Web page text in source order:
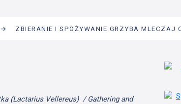
→ ZBIERANIE I SPOŻYWANIE GRZYBA MLECZAJ
(Lactarius Vellereus) / Gathering and